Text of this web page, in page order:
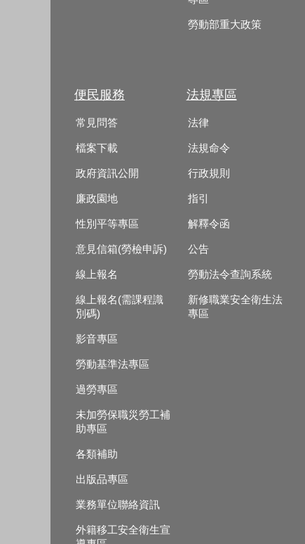
勞動部重大政策
便民服務
常見問答
檔案下載
政府資訊公開
廉政園地
性別平等專區
意見信箱(勞檢申訴)
線上報名
線上報名(需課程識
別碼)
影音專區
勞動基準法專區
過勞專區
未加勞保職災勞工補
助專區
各類補助
出版品專區
業務單位聯絡資訊
外籍移工安全衛生宣
法規專區
法律
法規命令
行政規則
指引
解釋令函
公告
勞動法令查詢系統
新修職業安全衛生法
專區